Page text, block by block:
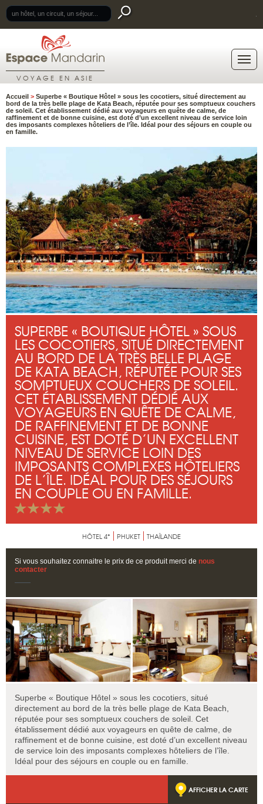
VOYAGE EN ASIE
Accueil > Superbe « Boutique Hôtel » sous les cocotiers, situé directement au
bord de la très belle plage de Kata Beach, réputée pour ses somptueux couchers
de soleil. Cet établissement dédié aux voyageurs en quête de calme, de
raffinement et de bonne cuisine, est doté d’un excellent niveau de service loin
des imposants complexes hôteliers de l’île. Idéal pour des séjours en couple ou
en famille.
SUPERBE « BOUTIQUE HÔTEL » SOUS
LES COCOTIERS, SITUÉ DIRECTEMENT
AU BORD DE LA TRÈS BELLE PLAGE
DE KATA BEACH, RÉPUTÉE POUR SES
SOMPTUEUX COUCHERS DE SOLEIL.
CET ÉTABLISSEMENT DÉDIÉ AUX
VOYAGEURS EN QUÊTE DE CALME,
DE RAFFINEMENT ET DE BONNE
CUISINE, EST DOTÉ D’UN EXCELLENT
NIVEAU DE SERVICE LOIN DES
IMPOSANTS COMPLEXES HÔTELIERS
DE L’ÎLE. IDÉAL POUR DES SÉJOURS
EN COUPLE OU EN FAMILLE.
HÔTEL 4* PHUKET THAÏLANDE
Si vous souhaitez connaitre le prix de ce produit merci de nous
contacter
Superbe « Boutique Hôtel » sous les cocotiers, situé
directement au bord de la très belle plage de Kata Beach,
réputée pour ses somptueux couchers de soleil. Cet
établissement dédié aux voyageurs en quête de calme, de
raffinement et de bonne cuisine, est doté d’un excellent niveau
de service loin des imposants complexes hôteliers de l’île.
Idéal pour des séjours en couple ou en famille.
AFFICHER LA CARTE